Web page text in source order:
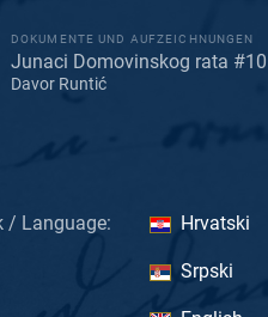
DOKUMENTE UND AUFZEICHNUNGEN
Junaci Domovinskog rata #10
Davor Runtić
/ Language: Hrvatski
Srpski